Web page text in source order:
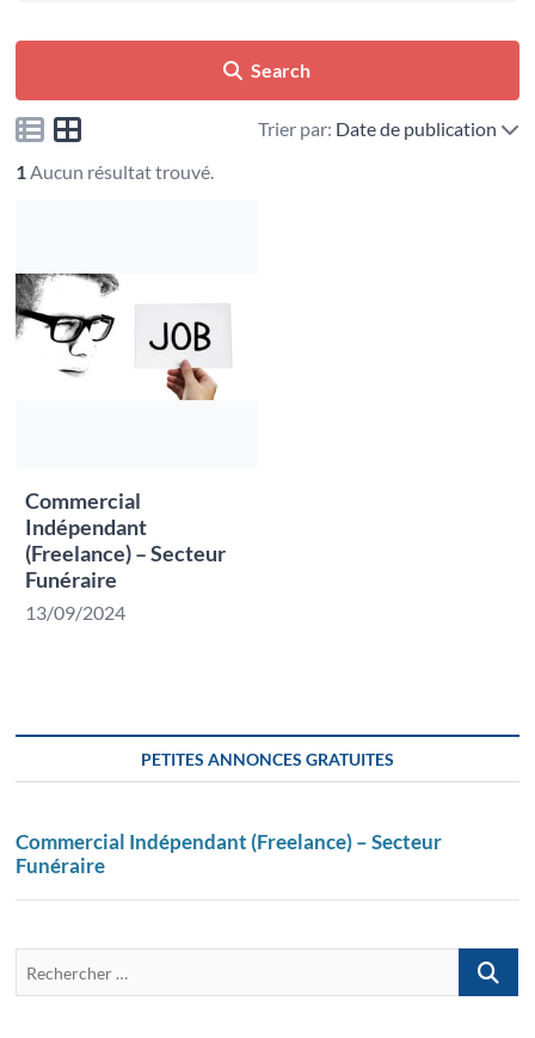
Search
Trier par: Date de publication
1Aucun résultat trouvé.
Commercial
Indépendant
(Freelance) – Secteur
Funéraire
13/09/2024
PETITES ANNONCES GRATUITES
Commercial Indépendant (Freelance) – Secteur
Funéraire
…